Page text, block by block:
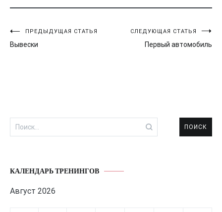
Навигация
по
ПРЕДЫДУЩАЯ СТАТЬЯ
Вывески
СЛЕДУЮЩАЯ СТАТЬЯ
Первый автомобиль
КАЛЕНДАРЬ ТРЕНИНГОВ
Август 2026